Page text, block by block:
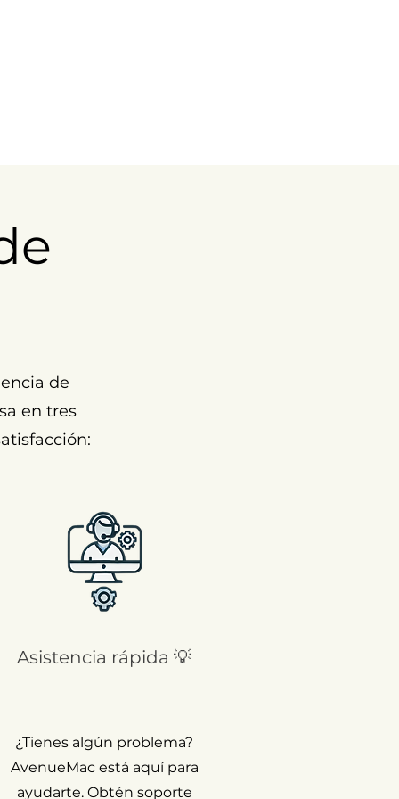
de
en tres
Asistencia rápida 💡
¿Tienes algún problema?
AvenueMac está aquí para
ayudarte. Obtén soporte